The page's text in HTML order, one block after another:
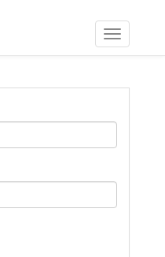
Toggle